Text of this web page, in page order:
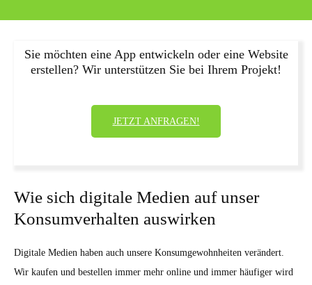
Sie möchten eine App entwickeln oder eine Website
erstellen? Wir unterstützen Sie bei Ihrem Projekt!
JETZT ANFRAGEN!
Wie sich digitale Medien auf unser
Konsumverhalten auswirken
Digitale Medien haben auch unsere Konsumgewohnheiten verändert.
Wir kaufen und bestellen immer mehr online und immer häufiger wird